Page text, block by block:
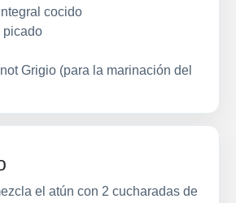
cocido
picado
Grigio (para la marinación del
el atún con 2 cucharadas de